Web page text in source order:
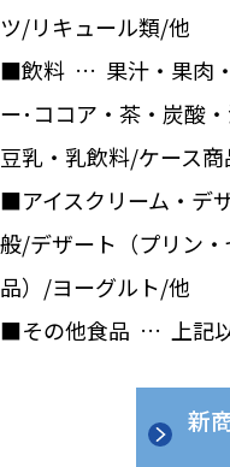
ツ/リキュール類/他
■飲料 … 果汁・果肉
ー･ココア・茶・炭酸
豆乳・乳飲料/ケース
■アイスクリーム・デ
般/デザート（プリン
品）/ヨーグルト/他
■その他食品 … 上記
新